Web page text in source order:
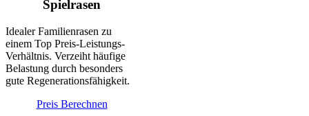
Spielrasen
Idealer Familienrasen zu
einem Top Preis-Leistungs-
Verhältnis. Verzeiht häufige
Belastung durch besonders
gute Regenerations­fähigkeit.
Preis Berechnen